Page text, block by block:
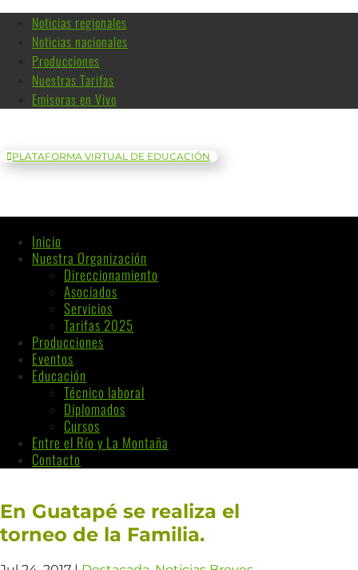
Noticias regionales
Noticias nacionales
Producciones
Nuestras Tarifas
Emisoras en Vivo
PLATAFORMA VIRTUAL DE EDUCACIÓN
Inicio
Nuestra Organización
Direccionamiento
Asociados
Servicios
Tarifas 2025
Producciones
Eventos
Educación
Técnico laboral
Diplomados
Cursos
Entre el Río y La Montaña
Contacto
En Guatapé se realiza el
torneo de la Familia.